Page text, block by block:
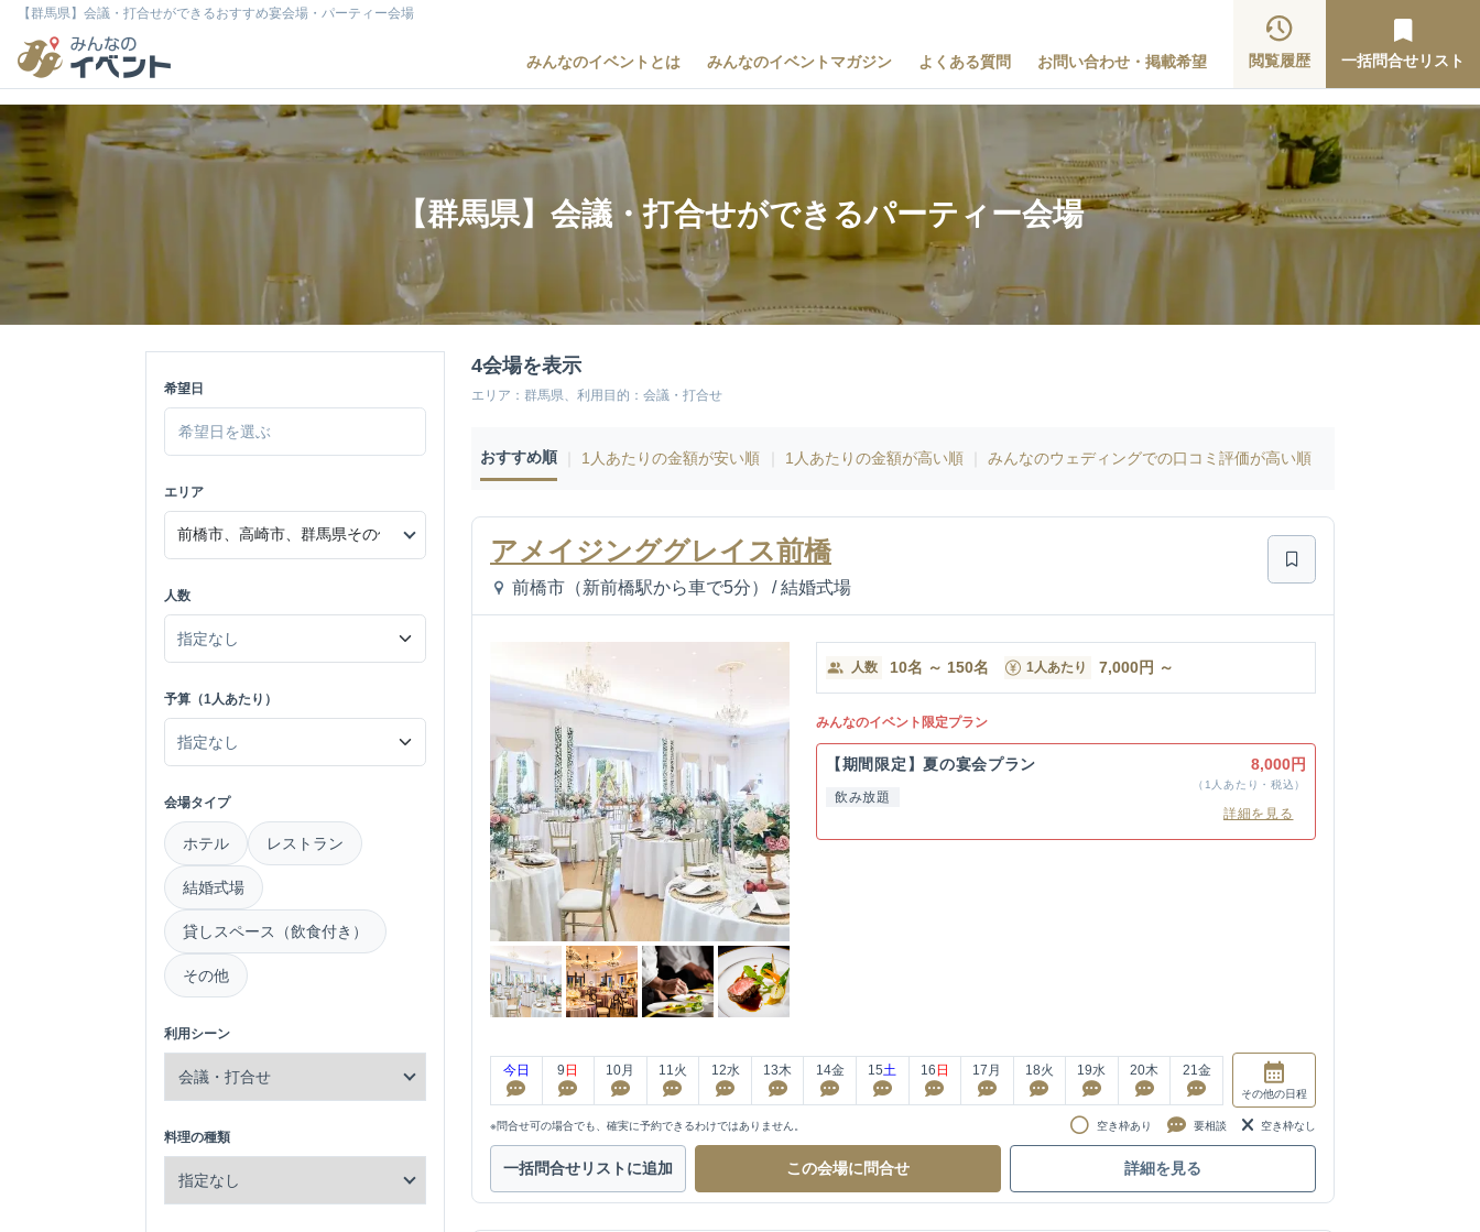
【群馬県】会議・打合せができるおすすめ宴会場・パーティー会場
みんなのイベントとは みんなのイベントマガジン よくある質問 お問い合わせ・掲載希望 閲覧履歴 一括問合せリスト
【群馬県】会議・打合せができるパーティー会場
希望日
エリア
人数
予算（1人あたり）
会場タイプ
ホテル レストラン
結婚式場
貸しスペース（飲食付き）
その他
利用シーン
料理の種類
4会場を表示
エリア：群馬県、利用目的：会議・打合せ
おすすめ順 1人あたりの金額が安い順 1人あたりの金額が高い順 みんなのウェディングでの口コミ評価が高い順
アメイジンググレイス前橋
前橋市（新前橋駅から車で5分） / 結婚式場
人数 10名 ～ 150名 1人あたり 7,000円 ～
みんなのイベント限定プラン
【期間限定】夏の宴会プラン
飲み放題
8,000円
（1人あたり・税込）
詳細を見る
今日 9 日 10月 11 火 12水 13木 14金 15土 16 日 17 月 18火 19水 20木 21 金
その他の日程
※問合せ可の場合でも、確実に予約できるわけではありません。 空き枠あり 要相談 空き枠なし
一括問合せリストに追加 この会場に問合せ 詳細を見る